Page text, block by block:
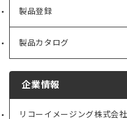
製品登録
製品カタログ
企業情報
リコーイメージング株式会社
（新